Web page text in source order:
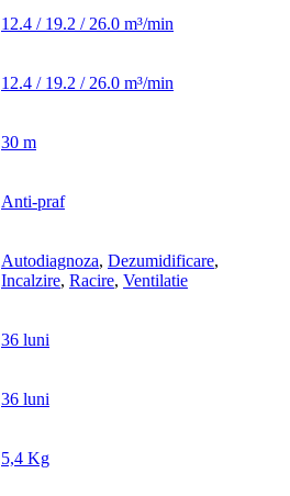
12.4 / 19.2 / 26.0 m³/min
12.4 / 19.2 / 26.0 m³/min
30 m
Anti-praf
Autodiagnoza, Dezumidificare,
Incalzire, Racire, Ventilatie
36 luni
36 luni
5,4 Kg